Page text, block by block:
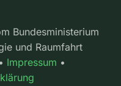
Bundesministerium
und Raumfahrt
Impressum •